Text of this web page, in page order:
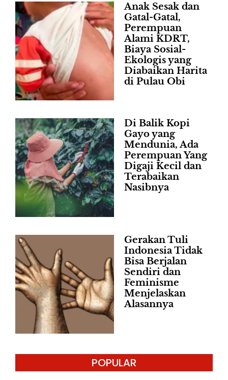
Anak Sesak dan
Gatal-Gatal,
Perempuan
Alami KDRT,
Biaya Sosial-
Ekologis yang
Diabaikan Harita
di Pulau Obi
Di Balik Kopi
Gayo yang
Mendunia, Ada
Perempuan Yang
Digaji Kecil dan
Terabaikan
Nasibnya
Gerakan Tuli
Indonesia Tidak
Bisa Berjalan
Sendiri dan
Feminisme
Menjelaskan
Alasannya
POPULAR